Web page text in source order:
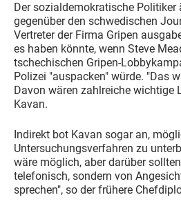
Der sozialdemokratische Politiker
gegenüber den schwedischen
Vertreter der Firma Gripen
es haben könnte, wenn Steve
tschechischen Gripen-
Polizei "auspacken" würde. "Das
Davon wären zahlreiche wichtige
Kavan.
Indirekt bot Kavan sogar an,
Untersuchungsverfahren zu
wäre möglich, aber darüber
telefonisch, sondern von
sprechen", so der frühere